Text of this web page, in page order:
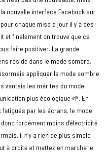
nouvelle interface Facebook sur
chaque mise à jour il y a des
et finalement on trouve que ce
faire positiver. La grande
réside dans le mode sombre.
appliquer le mode sombre
vantais les mérites du mode
plus écologique 🌱. En
par les écrans, le mode
forcément moins d’électricité
il n’y a rien de plus simple
à droite et mettez en marche le